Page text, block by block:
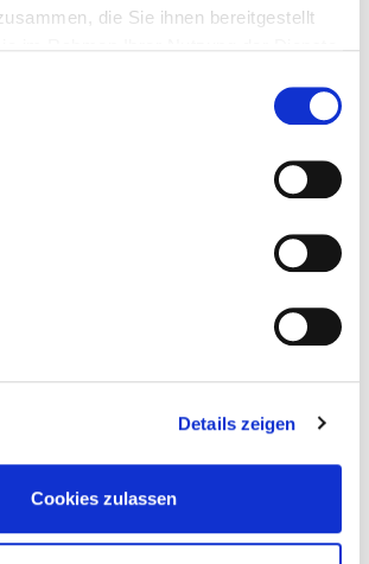
die Sie ihnen bereitgestellt
Details zeigen
Cookies zulassen für
Anhalt e.V.